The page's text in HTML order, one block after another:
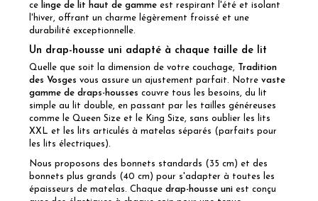
ce linge de lit haut de gamme est respirant l'été et isolant
l'hiver, offrant un charme légèrement froissé et une
durabilité exceptionnelle.
Un drap-housse uni adapté à chaque taille de lit
Quelle que soit la dimension de votre couchage, Tradition
des Vosges vous assure un ajustement parfait. Notre vaste
gamme de draps-housses couvre tous les besoins, du lit
simple au lit double, en passant par les tailles généreuses
comme le Queen Size et le King Size, sans oublier les lits
XXL et les lits articulés à matelas séparés (parfaits pour
les lits électriques).
Nous proposons des bonnets standards (35 cm) et des
bonnets plus grands (40 cm) pour s'adapter à toutes les
épaisseurs de matelas. Chaque drap-housse uni est conçu